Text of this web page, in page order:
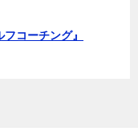
コーチング』